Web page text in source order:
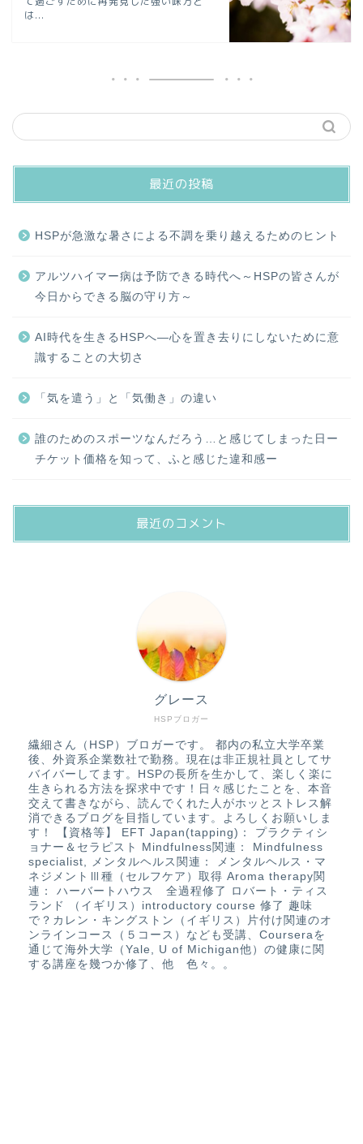
は...
最近の投稿
HSPが急激な暑さによる不調を乗り越えるためのヒント
アルツハイマー病は予防できる時代へ～HSPの皆さんが
今日からできる脳の守り方～
AI時代を生きるHSPへ―心を置き去りにしないために意
識することの大切さ
「気を遣う」と「気働き」の違い
誰のためのスポーツなんだろう…と感じてしまった日ー
チケット価格を知って、ふと感じた違和感ー
最近のコメント
HSPブロガー
グレース
繊細さん（HSP）ブロガーです。 都内の私立大学卒業
後、外資系企業数社で勤務。現在は非正規社員としてサ
バイバーしてます。HSPの長所を生かして、楽しく楽に
生きられる方法を探求中です！日々感じたことを、本音
交えて書きながら、読んでくれた人がホッとストレス解
消できるブログを目指しています。よろしくお願いしま
す！ 【資格等】 EFT Japan(tapping)： プラクティシ
ョナー＆セラピスト Mindfulness関連： Mindfulness
specialist, メンタルヘルス関連： メンタルヘルス・マ
ネジメントⅢ種（セルフケア）取得 Aroma therapy関
連： ハーバートハウス 全過程修了 ロバート・ティス
ランド （イギリス）introductory course 修了 趣味
で？カレン・キングストン（イギリス）片付け関連のオ
ンラインコース（５コース）なども受講、Courseraを
通じて海外大学（Yale, U of Michigan他）の健康に関
する講座を幾つか修了、他 色々。。